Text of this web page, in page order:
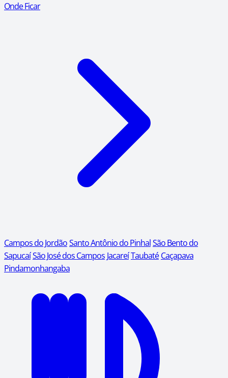
Onde Ficar
Campos do JordãoSanto Antônio do PinhalSão Bento do
SapucaíSão José dos Campos JacareíTaubaté Caçapava
Pindamonhangaba